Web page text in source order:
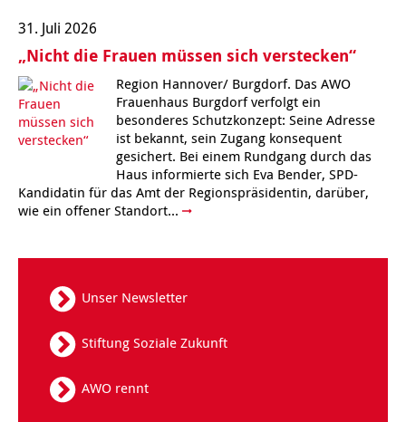
Kindertagesstätte Tresckowstraße
Kindertagesstätte Voltmerstraße
Kindertagesstätte Wiehbergstraße
31. Juli 2026
„Nicht die Frauen müssen sich verstecken“
Region Hannover/ Burgdorf. Das AWO
Frauenhaus Burgdorf verfolgt ein
besonderes Schutzkonzept: Seine Adresse
ist bekannt, sein Zugang konsequent
gesichert. Bei einem Rundgang durch das
Haus informierte sich Eva Bender, SPD-
Kandidatin für das Amt der Regionspräsidentin, darüber,
wie ein offener Standort...
Unser Newsletter
Stiftung Soziale Zukunft
AWO rennt